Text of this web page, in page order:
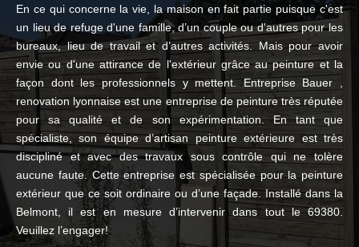
En ce qui concerne la vie, la maison en fait partie puisque c'est
un lieu de refuge d'une famille, d’un couple ou d'autres pour les
bureaux, lieu de travail et d’autres activités. Mais pour avoir
envie ou d'une attirance de l'extérieur grâce au peinture et la
façon dont les professionnels y mettent. Entreprise Bauer ,
renovation lyonnaise est une entreprise de peinture très réputée
pour sa qualité et de son expérimentation. En tant que
spécialiste, son équipe d’artisan peinture extérieure est très
discipliné et avec des travaux sous contrôle qui ne tolère
aucune faute. Cette entreprise est spécialisée pour la peinture
extérieur que ce soit ordinaire ou d’une façade. Installé dans la
Belmont, il est en mesure d’intervenir dans tout le 69380.
Veuillez l’engager!